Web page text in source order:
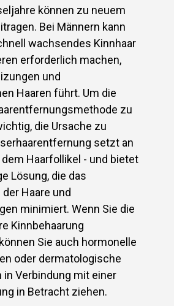
können zu neuem
Bei Männern kann
wachsendes Kinnhaar
erforderlich machen,
und
Haaren führt. Um die
zu
die Ursache zu
setzt an
dem Haarfollikel - und bietet
Lösung, die das
Haare und
minimiert. Wenn Sie die
Kinnbehaarung
Sie auch hormonelle
oder dermatologische
in Verbindung mit einer
in Betracht ziehen.